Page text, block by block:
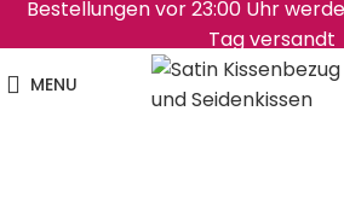
MENU
Bestellungen vor 23:00 Uhr
Tag versandt